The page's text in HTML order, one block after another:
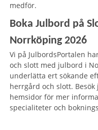
medför.
Boka Julbord på
Norrköping 2026
Vi på JulbordsPortalen
och slott med julbord i
underlätta ert sökande
herrgård och slott.
hemsidor för mer
specialiteter och